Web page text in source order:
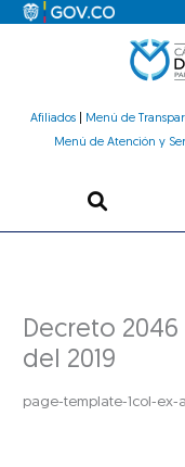
Afiliados| Menú de
Menú de Atención y
Decreto
del 2019
page-template-1col-ex-